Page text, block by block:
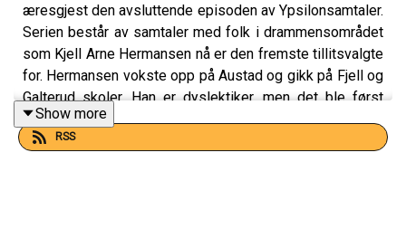
æresgjest den avsluttende episoden av Ypsilonsamtaler.
Serien består av samtaler med folk i drammensområdet
som Kjell Arne Hermansen nå er den fremste tillitsvalgte
for. Hermansen vokste opp på Austad og gikk på Fjell og
Galterud skoler. Han er dyslektiker, men det ble først
oppdaget i 8. klasse, alt for sent. Men Kjell Arne kan ikke
få fullrost den læreren som så ham og hans sterke sider
Show more
RSS